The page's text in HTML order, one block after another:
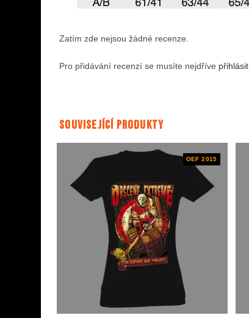
Zatím zde nejsou žádné recenze.
Pro přidávání recenzí se musíte nejdříve přihlásit
Související produkty
OEF 2015